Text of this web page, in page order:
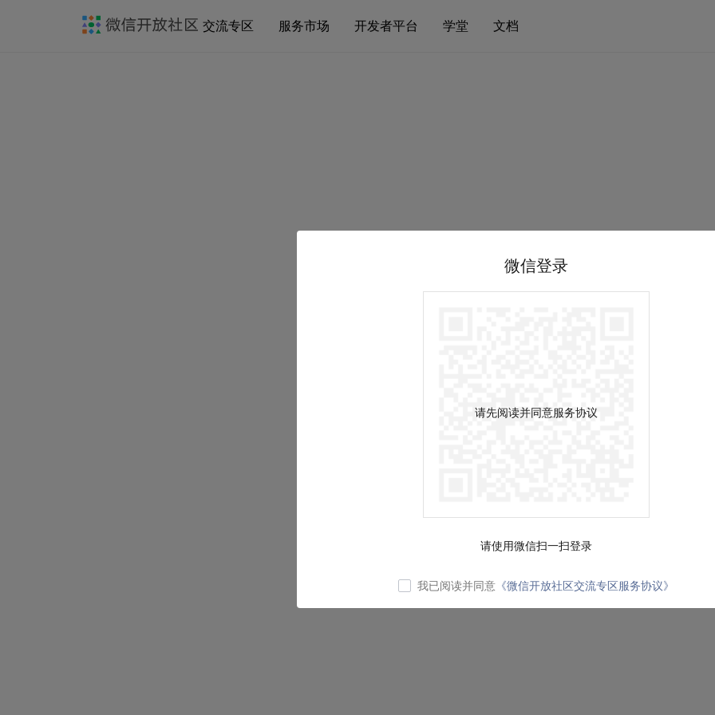
交流专区 服务市场 开发者平台 学堂 文档
微信登录
请先阅读并同意服务协议
请使用微信扫一扫登录
我已阅读并同意 《微信开放社区交流专区服务协议》